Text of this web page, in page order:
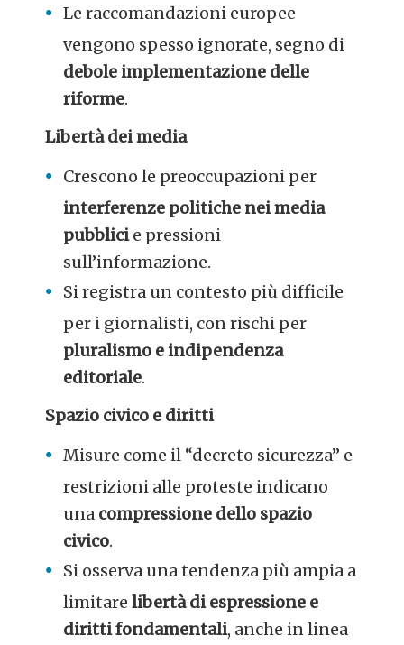
Le raccomandazioni europee
vengono spesso ignorate, segno di
debole implementazione delle
riforme.
Libertà dei media
Crescono le preoccupazioni per
interferenze politiche nei media
pubblicie pressioni
sull’informazione.
Si registra un contesto più difficile
per i giornalisti, con rischi per
pluralismo e indipendenza
editoriale.
Spazio civico e diritti
Misure come il “decreto sicurezza” e
restrizioni alle proteste indicano
una compressione dello spazio
civico.
Si osserva una tendenza più ampia a
limitarelibertà di espressione e
diritti fondamentali, anche in linea